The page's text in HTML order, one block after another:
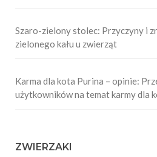
Szaro-zielony stolec: Przyczyny i
zielonego kału u zwierząt
Karma dla kota Purina – opinie:
użytkowników na temat karmy dla
ZWIERZAKI